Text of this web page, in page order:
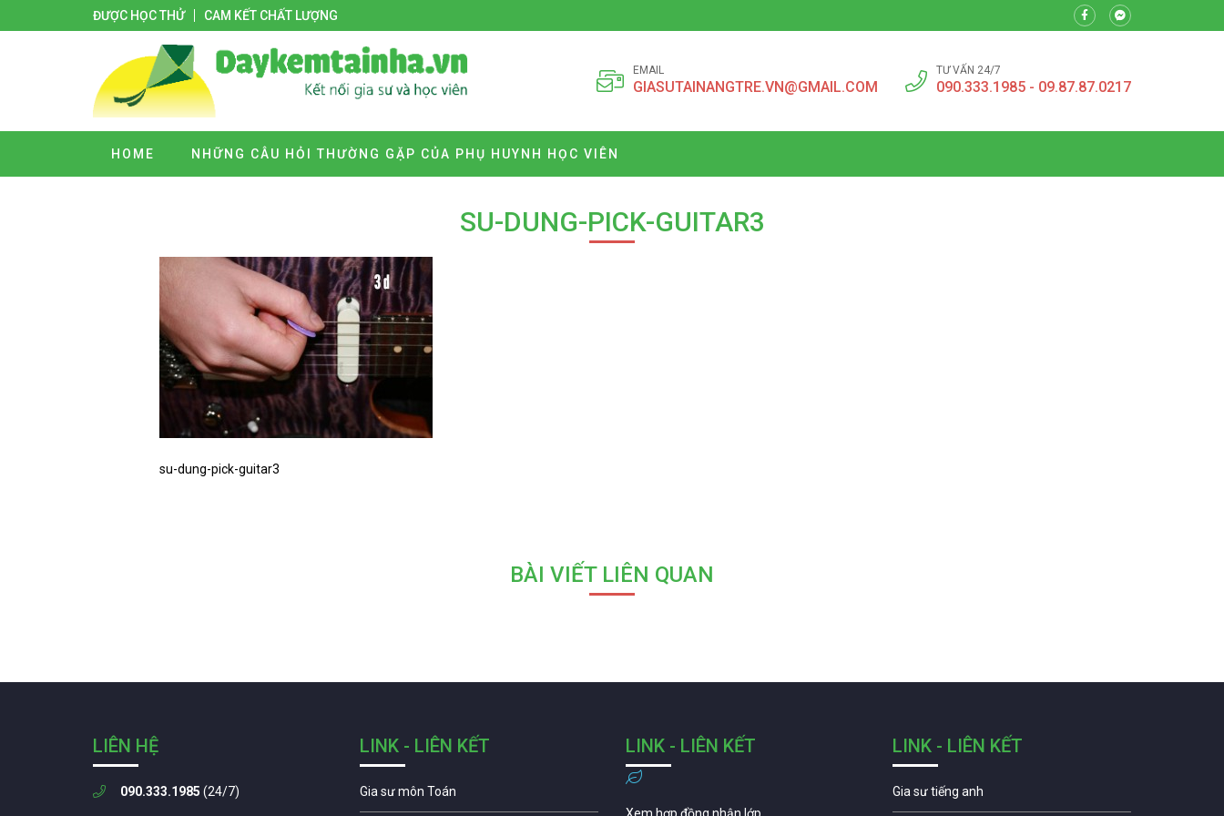
ĐƯỢC HỌC THỬ CAM KẾT CHẤT LƯỢNG
EMAIL
GIASUTAINANGTRE.VN@GMAIL.COM
TƯ VẤN 24/7
090.333.1985 - 09.87.87.0217
HOME NHỮNG CÂU HỎI THƯỜNG GẶP CỦA PHỤ HUYNH HỌC VIÊN
SU-DUNG-PICK-GUITAR3
su-dung-pick-guitar3
BÀI VIẾT LIÊN QUAN
LIÊN HỆ
090.333.1985 (24/7)
LINK - LIÊN KẾT
Gia sư môn Toán
LINK - LIÊN KẾT LINK - LIÊN KẾT
Gia sư tiếng anh